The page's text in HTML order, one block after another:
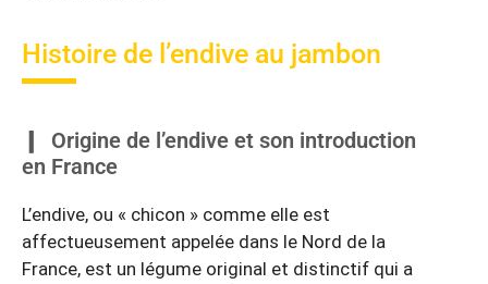
Histoire de l’endive au jambon
Origine de l’endive et son introduction
en France
L’endive, ou « chicon » comme elle est
affectueusement appelée dans le Nord de la
France, est un légume original et distinctif qui a